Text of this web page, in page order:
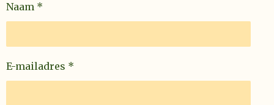
Naam *
E-mailadres *